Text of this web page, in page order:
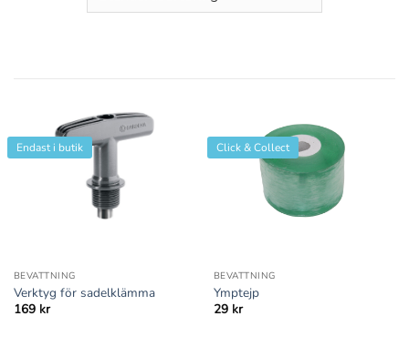
Endast i butik
BEVATTNING
Verktyg för sadelklämma
169 kr
Click & Collect
BEVATTNING
Ymptejp
29 kr